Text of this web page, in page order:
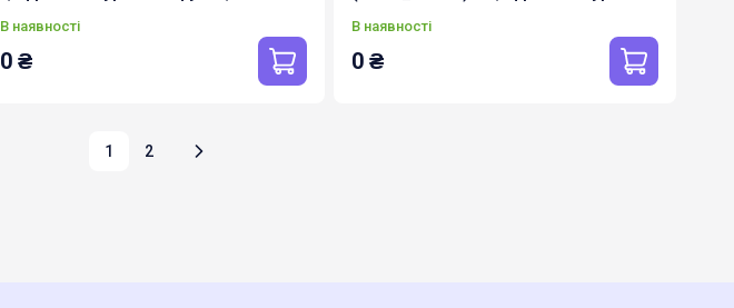
(pcb-ulabs-11)
В наявності
0 ₴
з функціями ШІ ( pcb-ulabs-12)
В наявності
0 ₴
1 2